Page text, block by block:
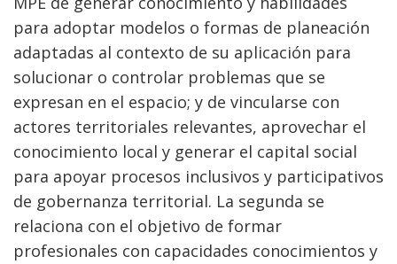
para adoptar modelos o formas de planeación
adaptadas al contexto de su aplicación para
solucionar o controlar problemas que se
expresan en el espacio; y de vincularse con
actores territoriales relevantes, aprovechar el
conocimiento local y generar el capital social
para apoyar procesos inclusivos y participativos
de gobernanza territorial. La segunda se
relaciona con el objetivo de formar
profesionales con capacidades conocimientos y